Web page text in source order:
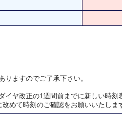
ますのでご了承下さい。
イヤ改正の1週間前までに新しい時刻
めて時刻のご確認をお願いいたしま